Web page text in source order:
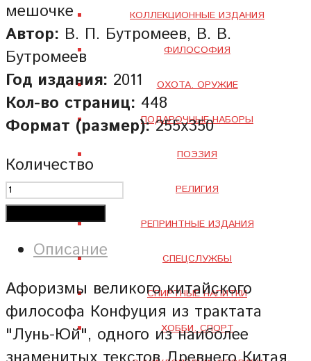
КОЛЛЕКЦИОННЫЕ ИЗДАНИЯ
ФИЛОСОФИЯ
ОХОТА. ОРУЖИЕ
ПОДАРОЧНЫЕ НАБОРЫ
ПОЭЗИЯ
РЕЛИГИЯ
РЕПРИНТНЫЕ ИЗДАНИЯ
СПЕЦСЛУЖБЫ
СПИРТНЫЕ НАПИТКИ
ХОББИ. СПОРТ
мешочке
Автор: В. П. Бутромеев, В. В.
Бутромеев
Год издания: 2011
Кол-во страниц: 448
Формат (размер):255х350
Количество
Описание
Афоризмы великого китайского
философа Конфуция из трактата
"Лунь-Юй", одного из наиболее